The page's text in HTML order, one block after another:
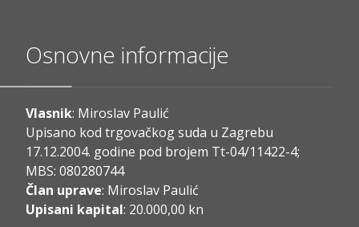
Osnovne informacije
Vlasnik: Miroslav Paulić
Upisano kod trgovačkog suda u Zagrebu
17.12.2004. godine pod brojem Tt-04/11422-4;
MBS: 080280744
Član uprave: Miroslav Paulić
Upisani kapital: 20.000,00 kn